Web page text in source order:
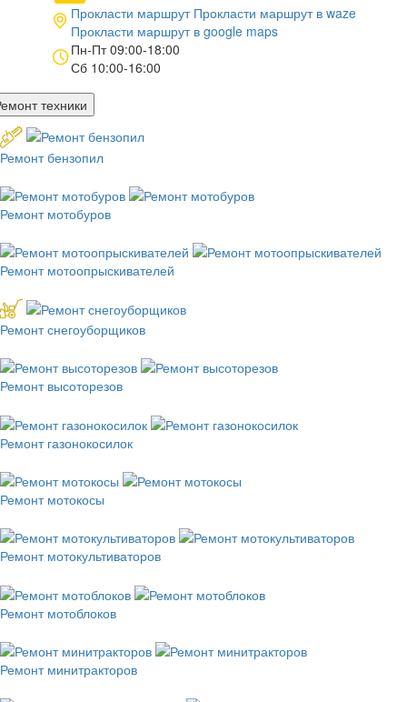
Прокласти маршрут Прокласти маршрут в waze
Прокласти маршрут в google maps
Пн-Пт 09:00-18:00
Сб 10:00-16:00
техники
Ремонт бензопил
Ремонт мотобуров
Ремонт мотоопрыскивателей
Ремонт снегоуборщиков
Ремонт высоторезов
Ремонт газонокосилок
Ремонт мотокосы
Ремонт мотокультиваторов
Ремонт мотоблоков
Ремонт минитракторов